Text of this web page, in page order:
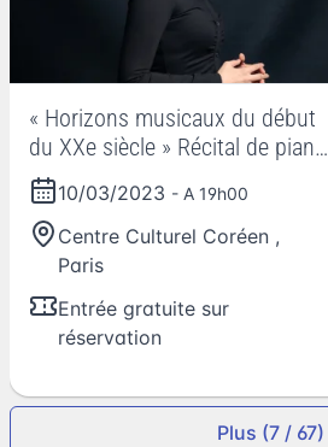
« Horizons musicaux du début
du XXe siècle » Récital de piano
de Jeong Yeseul
10/03/2023 - A 19h00
Centre Culturel Coréen ,
Paris
Entrée gratuite sur
réservation
Plus (7 / 67)